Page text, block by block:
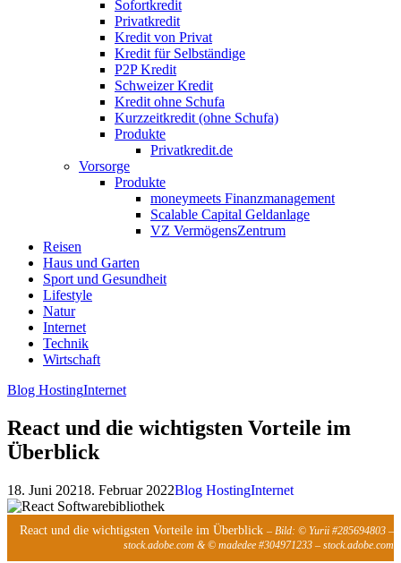
Sofortkredit
Privatkredit
Kredit von Privat
Kredit für Selbständige
P2P Kredit
Schweizer Kredit
Kredit ohne Schufa
Kurzzeitkredit (ohne Schufa)
Produkte
Privatkredit.de
Vorsorge
Produkte
moneymeets Finanzmanagement
Scalable Capital Geldanlage
VZ VermögensZentrum
Reisen
Haus und Garten
Sport und Gesundheit
Lifestyle
Natur
Internet
Technik
Wirtschaft
Blog HostingInternet
React und die wichtigsten Vorteile im
Überblick
18. Juni 20218. Februar 2022Blog HostingInternet
React und die wichtigsten Vorteile im Überblick – Bild: © Yurii #285694803 –
stock.adobe.com & © madedee #304971233 – stock.adobe.com